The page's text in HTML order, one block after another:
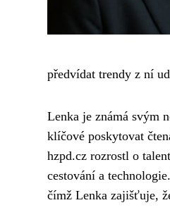
předvídat trendy z ní
Lenka je známá svým
klíčové poskytovat
hzpd.cz rozrostl o
cestování a
čímž Lenka zajišťuje,